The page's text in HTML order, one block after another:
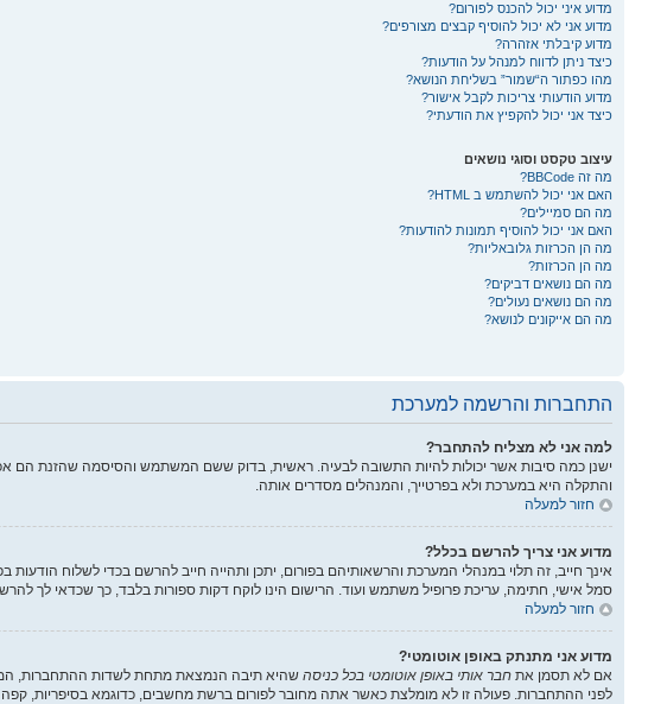
מדוע איני יכול להכנס לפורום?
מדוע אני לא יכול להוסיף קבצים מצורפים?
מדוע קיבלתי אזהרה?
כיצד ניתן לדווח למנהל על הודעות?
מהו כפתור ה“שמור” בשליחת הנושא?
מדוע הודעותי צריכות לקבל אישור?
כיצד אני יכול להקפיץ את הודעתי?
עיצוב טקסט וסוגי נושאים
מה זה BBCode?
האם אני יכול להשתמש ב HTML?
מה הם סמיילים?
האם אני יכול להוסיף תמונות להודעות?
מה הן הכרזות גלובאליות?
מה הן הכרזות?
מה הם נושאים דביקים?
מה הם נושאים נעולים?
מה הם אייקונים לנושא?
התחברות והרשמה למערכת
למה אני לא מצליח להתחבר?
ישנן כמה סיבות אשר יכולות להיות התשובה לבעיה. ראשית, בדוק ששם המשתמש והסיסמה שהזנת הם
והתקלה היא במערכת ולא בפרטייך, והמנהלים מסדרים אותה.
חזור למעלה
מדוע אני צריך להרשם בכלל?
אינך חייב, זה תלוי במנהלי המערכת והרשאותיהם בפורום, יתכן ותהייה חייב להרשם בכדי לשלוח
סמל אישי, חתימה, עריכת פרופיל משתמש ועוד. הרישום הינו לוקח דקות ספורות בלבד, כך שכדאי לך
חזור למעלה
מדוע אני מתנתק באופן אוטומטי?
אם לא תסמן את חבר אותי באופן אוטומטי בכל כניסה שהיא תיבה הנמצאת מתחת לשדות ההתחברות,
לפני ההתחברות. פעולה זו לא מומלצת כאשר אתה מחובר לפורום ברשת מחשבים, כדוגמא בסיפריות,